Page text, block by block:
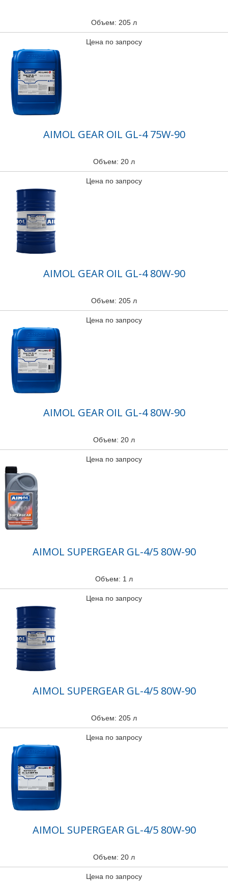
Объем: 205 л
Цена по запросу
AIMOL GEAR OIL GL-4 75W-90
Объем: 20 л
Цена по запросу
AIMOL GEAR OIL GL-4 80W-90
Объем: 205 л
Цена по запросу
AIMOL GEAR OIL GL-4 80W-90
Объем: 20 л
Цена по запросу
AIMOL SUPERGEAR GL-4/5 80W-90
Объем: 1 л
Цена по запросу
AIMOL SUPERGEAR GL-4/5 80W-90
Объем: 205 л
Цена по запросу
AIMOL SUPERGEAR GL-4/5 80W-90
Объем: 20 л
Цена по запросу